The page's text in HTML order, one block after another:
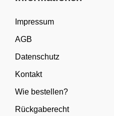
Impressum
AGB
Datenschutz
Kontakt
Wie bestellen?
Rückgaberecht